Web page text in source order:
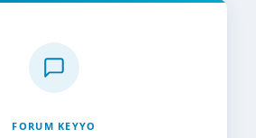
FORUM KEYYO